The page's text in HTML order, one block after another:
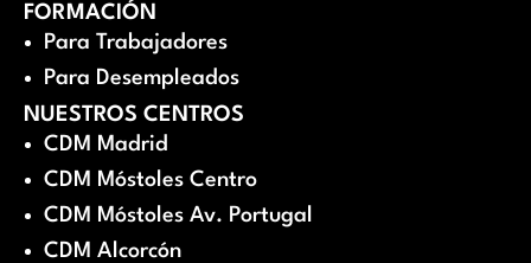
FORMACIÓN
Para Trabajadores
Para Desempleados
NUESTROS CENTROS
CDM Madrid
CDM Móstoles Centro
CDM Móstoles Av. Portugal
CDM Alcorcón